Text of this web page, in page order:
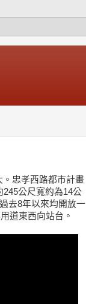
忠孝西路都市計畫
公尺寬約為14公
去8年以來均開放一
道東西向站台。